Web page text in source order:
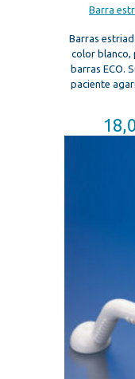
Barra
Barras
color blanco,
barras ECO.
paciente